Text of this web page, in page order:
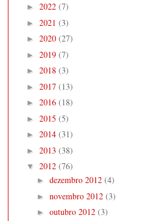
► 2022 (7)
► 2021 (3)
► 2020 (27)
► 2019 (7)
► 2018 (3)
► 2017 (13)
► 2016 (18)
► 2015 (5)
► 2014 (31)
► 2013 (38)
▼ 2012 (76)
► dezembro 2012 (4)
► novembro 2012 (3)
► outubro 2012 (3)